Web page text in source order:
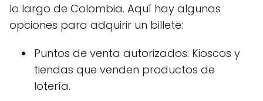
lo largo de Colombia. Aquí hay algunas
opciones para adquirir un billete:
Puntos de venta autorizados: Kioscos y
tiendas que venden productos de
lotería.